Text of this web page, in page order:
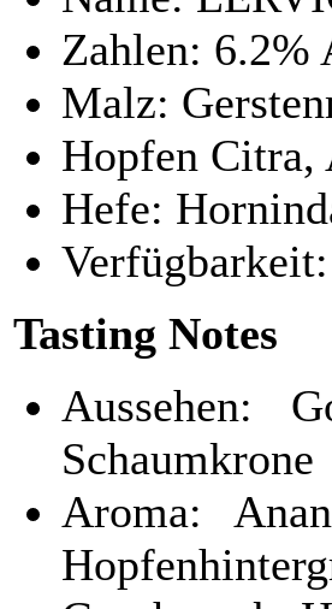
Zahlen: 6.2%
Malz:
Hopfen Citra,
Hefe:
Tasting Notes
Aussehen:
Schaumkrone
Aroma: